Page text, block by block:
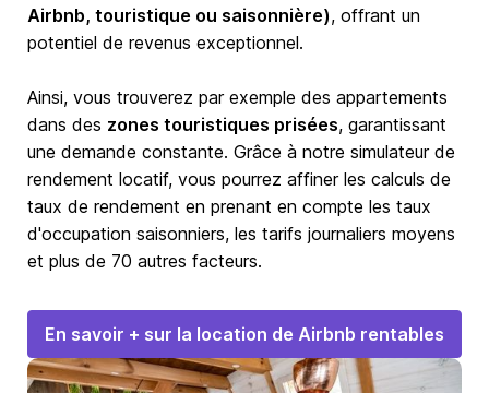
Airbnb, touristique ou saisonnière), offrant un
potentiel de revenus exceptionnel.
Ainsi, vous trouverez par exemple des appartements
dans des zones touristiques prisées, garantissant
une demande constante. Grâce à notre simulateur de
rendement locatif, vous pourrez affiner les calculs de
taux de rendement en prenant en compte les taux
d'occupation saisonniers, les tarifs journaliers moyens
et plus de 70 autres facteurs.
En savoir + sur la location de Airbnb rentables